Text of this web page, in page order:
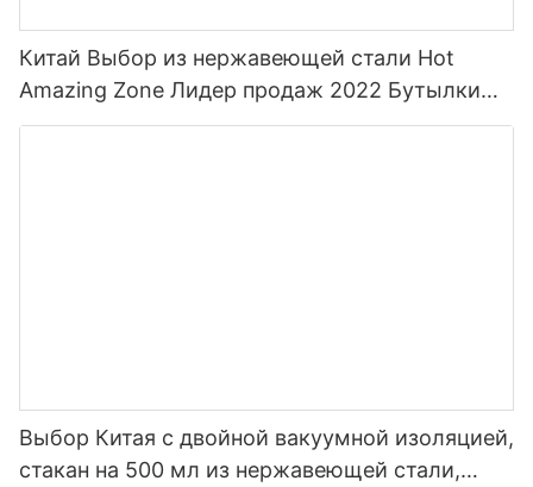
Китай Выбор из нержавеющей стали Hot
Amazing Zone Лидер продаж 2022 Бутылки
для воды для спорта с соломой и
Выбор Китая с двойной вакуумной изоляцией,
стакан на 500 мл из нержавеющей стали,